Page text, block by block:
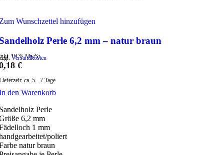
Wunschzettel hinzufügen
Perle 6,2 mm – natur braun
19 % MwSt.
Versandkosten
€
ca. 5 - 7 Tage
den Warenkorb
Perle
6,2 mm
1 mm
poliert
natur braun